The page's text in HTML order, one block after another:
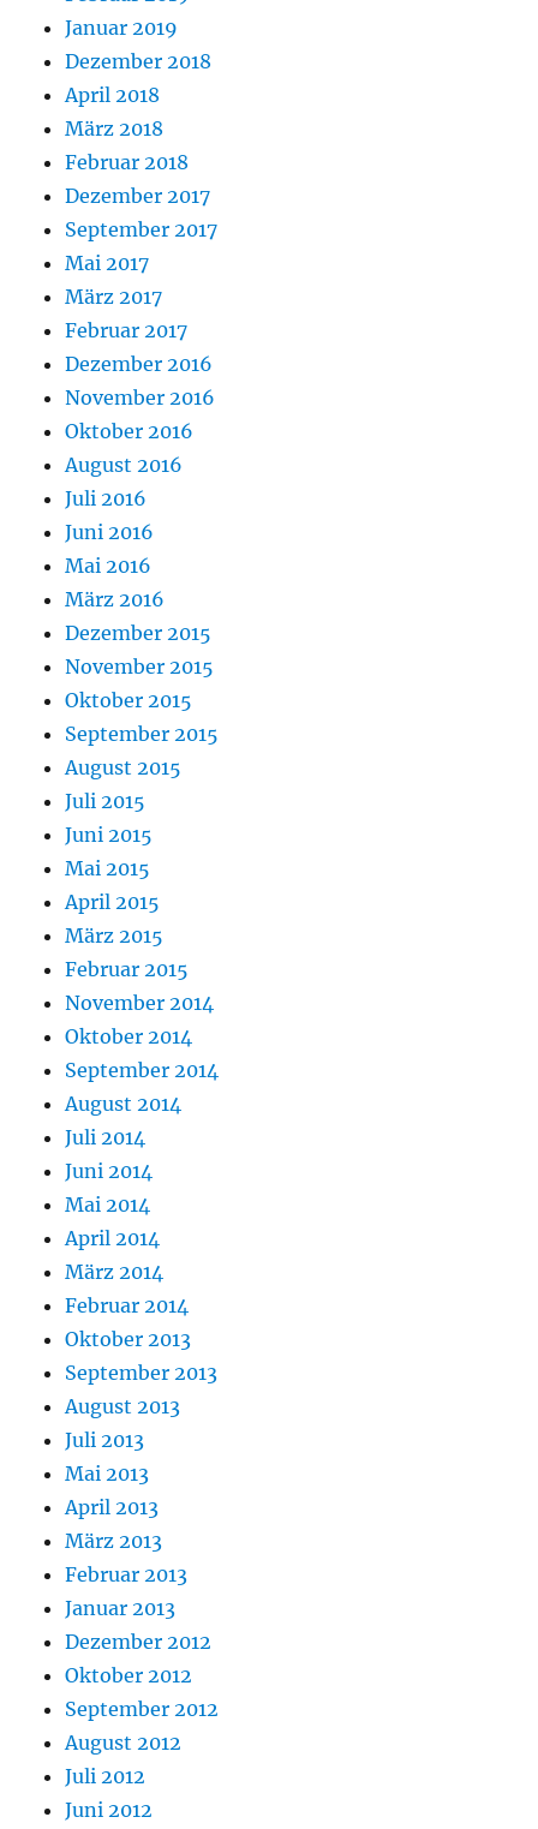
Januar 2019
Dezember 2018
April 2018
März 2018
Februar 2018
Dezember 2017
September 2017
Mai 2017
März 2017
Februar 2017
Dezember 2016
November 2016
Oktober 2016
August 2016
Juli 2016
Juni 2016
Mai 2016
März 2016
Dezember 2015
November 2015
Oktober 2015
September 2015
August 2015
Juli 2015
Juni 2015
Mai 2015
April 2015
März 2015
Februar 2015
November 2014
Oktober 2014
September 2014
August 2014
Juli 2014
Juni 2014
Mai 2014
April 2014
März 2014
Februar 2014
Oktober 2013
September 2013
August 2013
Juli 2013
Mai 2013
April 2013
März 2013
Februar 2013
Januar 2013
Dezember 2012
Oktober 2012
September 2012
August 2012
Juli 2012
Juni 2012